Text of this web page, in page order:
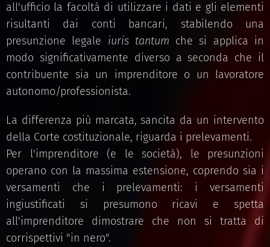
all'ufficio la facoltà di utilizzare i dati e gli elementi
risultanti dai conti bancari, stabilendo una
presunzione legale iuris tantum che si applica in
modo significativamente diverso a seconda che il
contribuente sia un imprenditore o un lavoratore
autonomo/professionista.
La differenza più marcata, sancita da un intervento
della Corte costituzionale, riguarda i prelevamenti.
Per l'imprenditore (e le società), le presunzioni
operano con la massima estensione, coprendo sia i
versamenti che i prelevamenti: i versamenti
ingiustificati si presumono ricavi e spetta
all'imprenditore dimostrare che non si tratta di
corrispettivi "in nero".